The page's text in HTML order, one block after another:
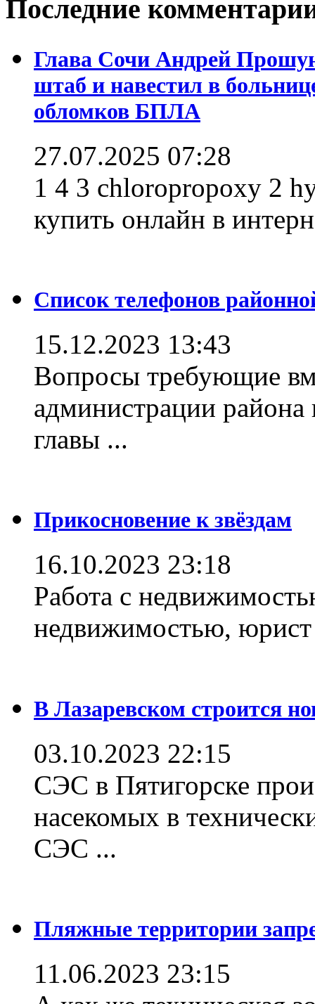
Последние
Глава Сочи Андрей
штаб и навестил в
обломков БПЛА
27.07.2025 07:28
1 4 3 chloropropoxy 2
купить онлайн в
Список телефонов
15.12.2023 13:43
Вопросы требующие
администрации
главы ...
Прикосновение к звёздам
16.10.2023 23:18
Работа с
недвижимостью,
В Лазаревском строится
03.10.2023 22:15
СЭС в Пятигорске
насекомых в
СЭС ...
Пляжные территории
11.06.2023 23:15